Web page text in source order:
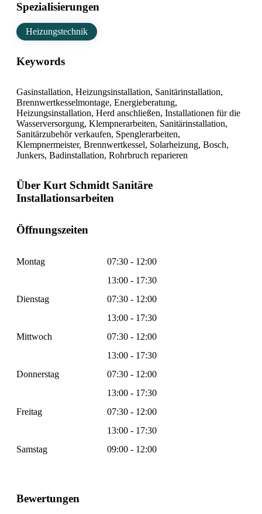
Spezialisierungen
Heizungstechnik
Keywords
Gasinstallation, Heizungsinstallation, Sanitärinstallation,
Brennwertkesselmontage, Energieberatung,
Heizungsinstallation, Herd anschließen, Installationen für die
Wasserversorgung, Klempnerarbeiten, Sanitärinstallation,
Sanitärzubehör verkaufen, Spenglerarbeiten,
Klempnermeister, Brennwertkessel, Solarheizung, Bosch,
Junkers, Badinstallation, Rohrbruch reparieren
Über Kurt Schmidt Sanitäre
Installationsarbeiten
Öffnungszeiten
Montag
07:30 - 12:00
13:00 - 17:30
Dienstag
07:30 - 12:00
13:00 - 17:30
Mittwoch
07:30 - 12:00
13:00 - 17:30
Donnerstag
07:30 - 12:00
13:00 - 17:30
Freitag
07:30 - 12:00
13:00 - 17:30
Samstag
09:00 - 12:00
Bewertungen